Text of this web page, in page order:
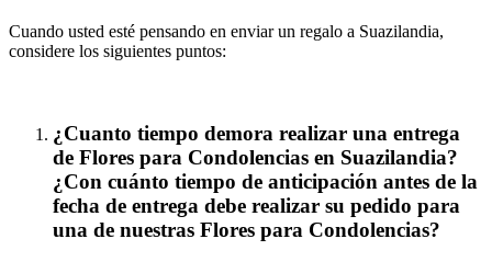
Cuando usted esté pensando en enviar un regalo a Suazilandia,
considere los siguientes puntos:
¿Cuanto tiempo demora realizar una entrega
de Flores para Condolencias en Suazilandia?
¿Con cuánto tiempo de anticipación antes de la
fecha de entrega debe realizar su pedido para
una de nuestras Flores para Condolencias?